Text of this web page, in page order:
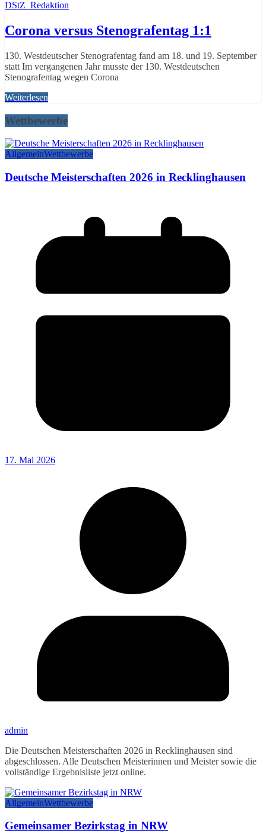
DStZ_Redaktion
Corona versus Stenografentag 1:1
130. Westdeutscher Stenografentag fand am 18. und 19. September
statt Im vergangenen Jahr musste der 130. Westdeutschen
Stenografentag wegen Corona
Weiterlesen
Wettbewerbe
AllgemeinWettbewerbe
Deutsche Meisterschaften 2026 in Recklinghausen
17. Mai 2026
admin
Die Deutschen Meisterschaften 2026 in Recklinghausen sind
abgeschlossen. Alle Deutschen Meisterinnen und Meister sowie die
vollständige Ergebnisliste jetzt online.
AllgemeinWettbewerbe
Gemeinsamer Bezirkstag in NRW